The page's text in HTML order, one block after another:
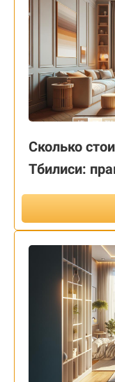
Сколько
Тбилиси: